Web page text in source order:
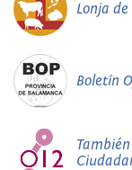
Lonja
Boletín